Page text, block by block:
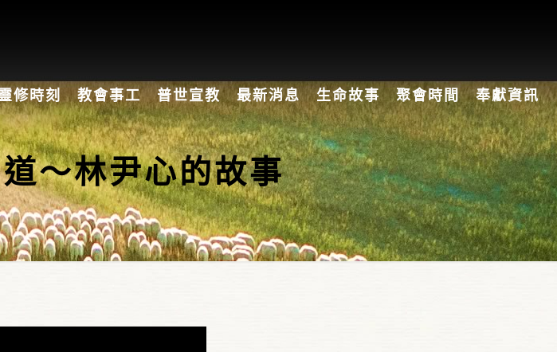
修時刻 教會事工 普世宣教 最新消息 生命故事 聚會時間 奉獻資訊
～林尹心的故事